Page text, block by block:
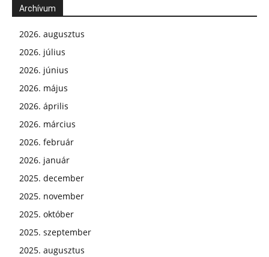
Archívum
2026. augusztus
2026. július
2026. június
2026. május
2026. április
2026. március
2026. február
2026. január
2025. december
2025. november
2025. október
2025. szeptember
2025. augusztus